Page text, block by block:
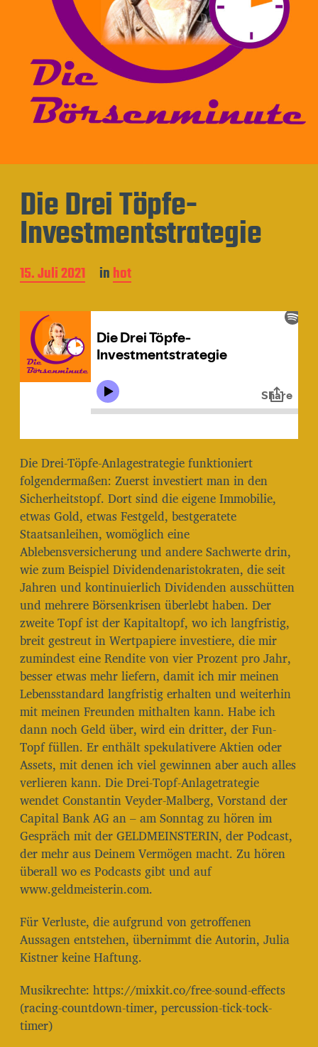
Die Drei Töpfe-
Investmentstrategie
B
e
t
d
m
15. Juli 2021 inhot
Die Drei-Töpfe-Anlagestrategie funktioniert
folgendermaßen: Zuerst investiert man in den
Sicherheitstopf. Dort sind die eigene Immobilie,
etwas Gold, etwas Festgeld, bestgeratete
Staatsanleihen, womöglich eine
Ablebensversicherung und andere Sachwerte drin,
wie zum Beispiel Dividendenaristokraten, die seit
Jahren und kontinuierlich Dividenden ausschütten
und mehrere Börsenkrisen überlebt haben. Der
zweite Topf ist der Kapitaltopf, wo ich langfristig,
breit gestreut in Wertpapiere investiere, die mir
zumindest eine Rendite von vier Prozent pro Jahr,
besser etwas mehr liefern, damit ich mir meinen
Lebensstandard langfristig erhalten und weiterhin
mit meinen Freunden mithalten kann. Habe ich
dann noch Geld über, wird ein dritter, der Fun-
Topf füllen. Er enthält spekulativere Aktien oder
Assets, mit denen ich viel gewinnen aber auch alles
verlieren kann. Die Drei-Topf-Anlagetrategie
wendet Constantin Veyder-Malberg, Vorstand der
Capital Bank AG an – am Sonntag zu hören im
Gespräch mit der GELDMEINSTERIN, der Podcast,
der mehr aus Deinem Vermögen macht. Zu hören
überall wo es Podcasts gibt und auf
www.geldmeisterin.com.
Für Verluste, die aufgrund von getroffenen
Aussagen entstehen, übernimmt die Autorin, Julia
Kistner keine Haftung.
Musikrechte: https://mixkit.co/free-sound-effects
(racing-countdown-timer, percussion-tick-tock-
timer)